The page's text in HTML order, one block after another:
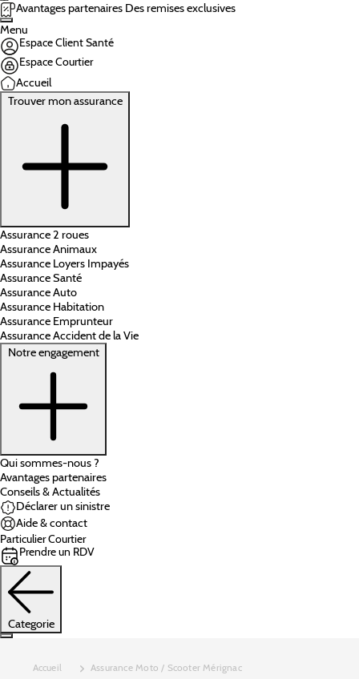
Avantages partenaires Des remises exclusives
Menu
Espace Client Santé
Espace Courtier
Accueil
Trouver mon assurance
Assurance 2 roues
Assurance Animaux
Assurance Loyers Impayés
Assurance Santé
Assurance Auto
Assurance Habitation
Assurance Emprunteur
Assurance Accident de la Vie
Notre engagement
Qui sommes-nous ?
Avantages partenaires
Conseils & Actualités
Déclarer un sinistre
Aide & contact
ParticulierCourtier
Prendre un RDV
Categorie
Accueil Assurance Moto / Scooter Mérignac